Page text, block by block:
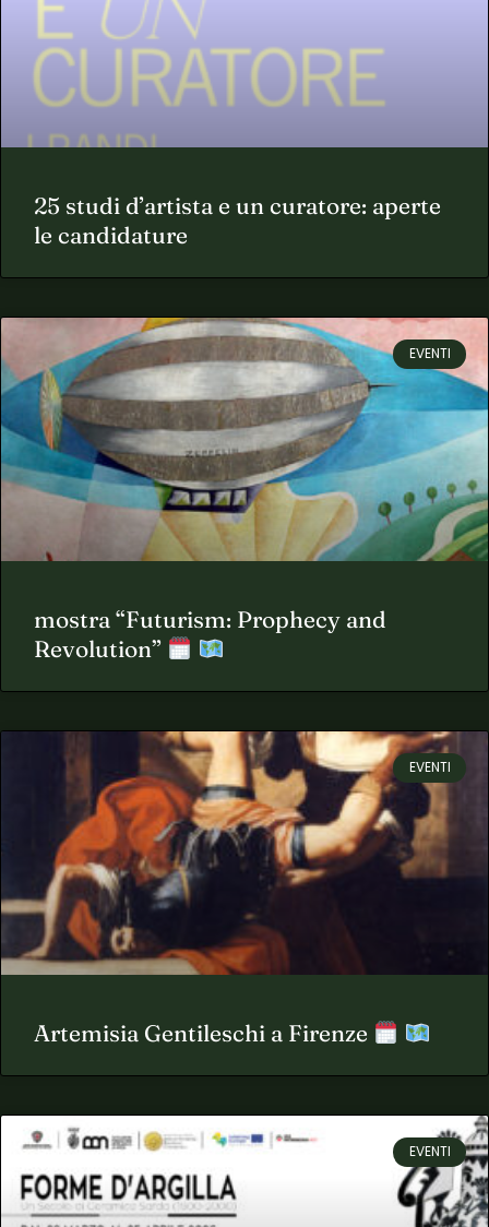
25 studi d’artista e un curatore: aperte
le candidature
EVENTI
mostra “Futurism: Prophecy and
Revolution”
EVENTI
Artemisia Gentileschi a Firenze
EVENTI